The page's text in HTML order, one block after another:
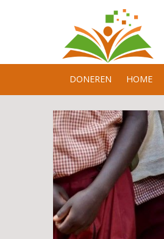
DONEREN HOME